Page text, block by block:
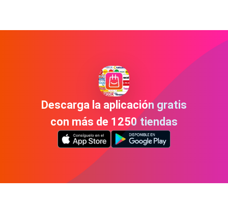
Descarga la aplicación gratis
con más de 1250 tiendas